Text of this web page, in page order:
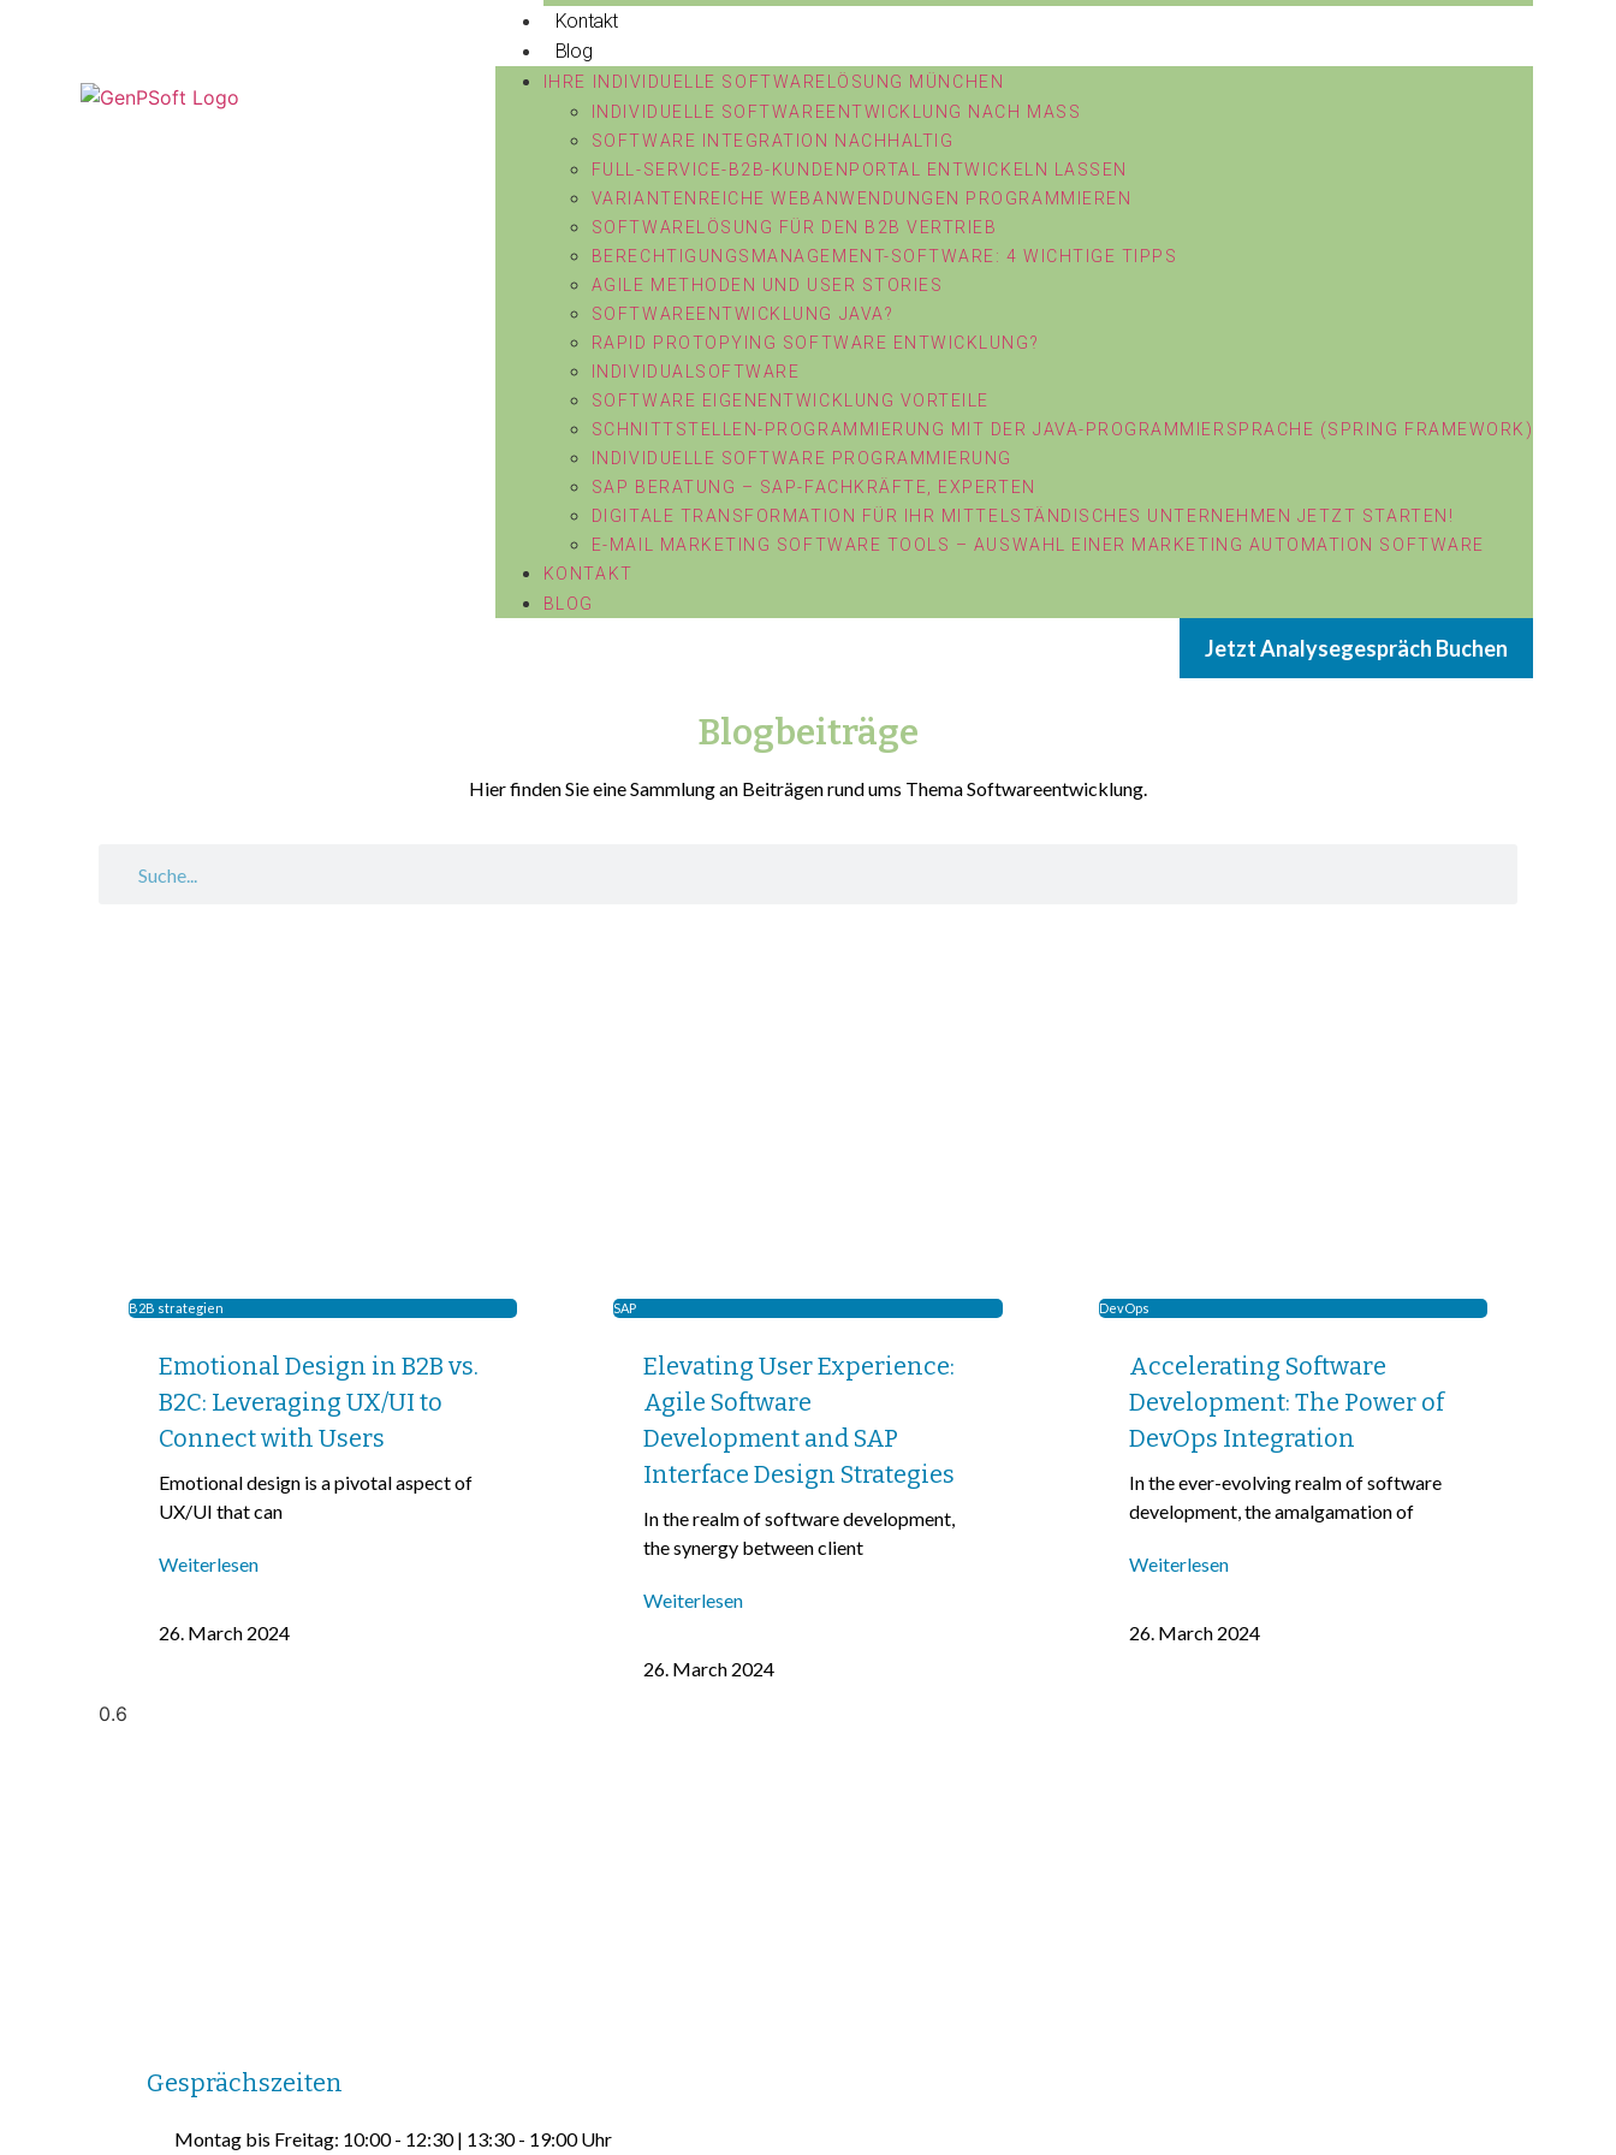
Kontakt
Blog
IHRE INDIVIDUELLE SOFTWARELÖSUNG MÜNCHEN
INDIVIDUELLE SOFTWAREENTWICKLUNG NACH MASS
SOFTWARE INTEGRATION NACHHALTIG
FULL-SERVICE-B2B-KUNDENPORTAL ENTWICKELN LASSEN
VARIANTENREICHE WEBANWENDUNGEN PROGRAMMIEREN
SOFTWARELÖSUNG FÜR DEN B2B VERTRIEB
BERECHTIGUNGSMANAGEMENT-SOFTWARE: 4 WICHTIGE TIPPS
AGILE METHODEN UND USER STORIES
SOFTWAREENTWICKLUNG JAVA?
RAPID PROTOPYING SOFTWARE ENTWICKLUNG?
INDIVIDUALSOFTWARE
SOFTWARE EIGENENTWICKLUNG VORTEILE
SCHNITTSTELLEN-PROGRAMMIERUNG MIT DER JAVA-PROGRAMMIERSPRACHE (SPRING FRAMEWORK)
INDIVIDUELLE SOFTWARE PROGRAMMIERUNG
SAP BERATUNG – SAP-FACHKRÄFTE, EXPERTEN
DIGITALE TRANSFORMATION FÜR IHR MITTELSTÄNDISCHES UNTERNEHMEN JETZT STARTEN!
E-MAIL MARKETING SOFTWARE TOOLS – AUSWAHL EINER MARKETING AUTOMATION SOFTWARE
KONTAKT
BLOG
Jetzt Analysegespräch Buchen
Blogbeiträge
Hier finden Sie eine Sammlung an Beiträgen rund ums Thema Softwareentwicklung.
B2B strategien
Emotional Design in B2B vs.
B2C: Leveraging UX/UI to
Connect with Users
Emotional design is a pivotal aspect of
UX/UI that can
Weiterlesen
26. March 2024
SAP
Elevating User Experience:
Agile Software
Development and SAP
Interface Design Strategies
In the realm of software development,
the synergy between client
Weiterlesen
26. March 2024
DevOps
Accelerating Software
Development: The Power of
DevOps Integration
In the ever-evolving realm of software
development, the amalgamation of
Weiterlesen
26. March 2024
Gesprächszeiten
Montag bis Freitag: 10:00 - 12:30 | 13:30 - 19:00 Uhr